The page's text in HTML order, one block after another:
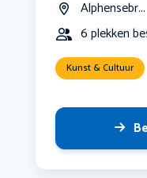
Alphensebr...
6 plekken
Kunst & Cultuur